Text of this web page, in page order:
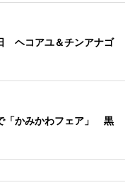
ヘコアユ＆チンアナゴ
「かみかわフェア」 黒